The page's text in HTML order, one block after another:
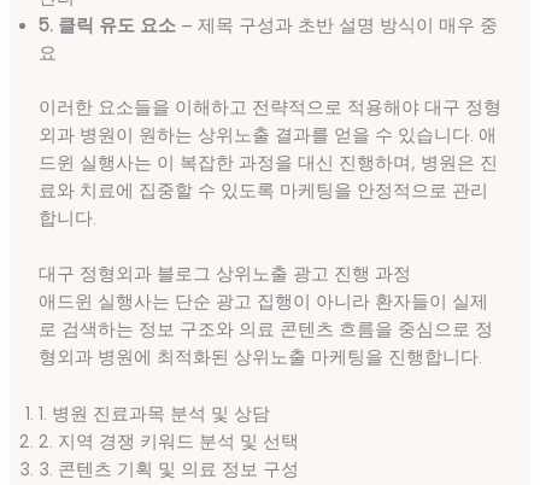
5. 클릭 유도 요소– 제목 구성과 초반 설명 방식이 매우 중
요
이러한 요소들을 이해하고 전략적으로 적용해야 대구 정형
외과 병원이 원하는 상위노출 결과를 얻을 수 있습니다. 애
드윈 실행사는 이 복잡한 과정을 대신 진행하며, 병원은 진
료와 치료에 집중할 수 있도록 마케팅을 안정적으로 관리
합니다.
대구 정형외과 블로그 상위노출 광고 진행 과정
애드윈 실행사는 단순 광고 집행이 아니라 환자들이 실제
로 검색하는 정보 구조와 의료 콘텐츠 흐름을 중심으로 정
형외과 병원에 최적화된 상위노출 마케팅을 진행합니다.
1. 병원 진료과목 분석 및 상담
2. 지역 경쟁 키워드 분석 및 선택
3. 콘텐츠 기획 및 의료 정보 구성